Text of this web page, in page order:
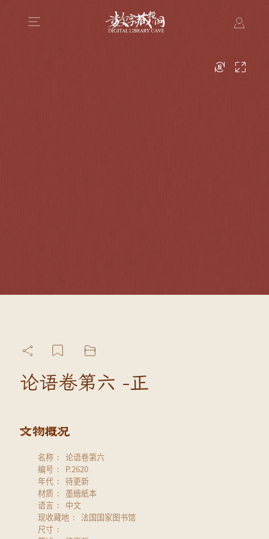
论语卷第六 -正
名称
论语卷第六
编号
P.2620
年代
待更新
材质
墨繪紙本
语言
中文
现收藏地
法国国家图书馆
尺寸